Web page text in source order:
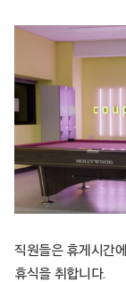
직원들은 휴게시간
휴식을 취합니다.